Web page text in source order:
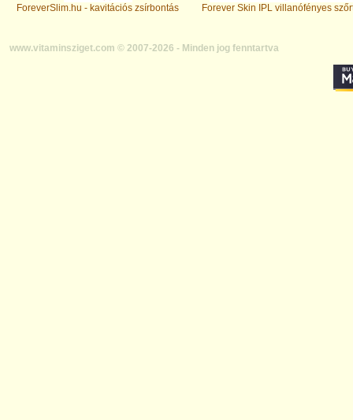
ForeverSlim.hu - kavitációs zsírbontás Forever Skin IPL villanófényes
www.vitaminsziget.com © 2007-2026 - Minden jog fenntartva